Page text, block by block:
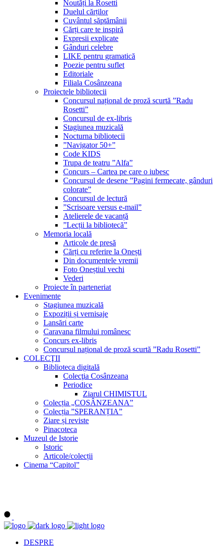
Noutăți la Rosetti
Duelul cărților
Cuvântul săptămânii
Cărți care te inspiră
Expresii explicate
Gânduri celebre
LIKE pentru gramatică
Poezie pentru suflet
Editoriale
Filiala Cosânzeana
Proiectele bibliotecii
Concursul național de proză scurtă ”Radu
Rosetti”
Concursul de ex-libris
Stagiunea muzicală
Nocturna bibliotecii
”Navigator 50+”
Code KIDS
Trupa de teatru ”Alfa”
Concurs – Cartea pe care o iubesc
Concursul de desene ”Pagini fermecate, gânduri
colorate”
Concursul de lectură
”Scrisoare versus e-mail”
Atelierele de vacanță
”Lecții la bibliotecă”
Memoria locală
Articole de presă
Cărți cu referire la Onești
Din documentele vremii
Foto Oneștiul vechi
Vederi
Proiecte în parteneriat
Evenimente
Stagiunea muzicală
Expoziții și vernisaje
Lansări carte
Caravana filmului românesc
Concurs ex-libris
Concursul național de proză scurtă ”Radu Rosetti”
COLECŢII
Biblioteca digitală
Colecţia Cosânzeana
Periodice
Ziarul CHIMISTUL
Colecția „COSÂNZEANA”
Colecția ”SPERANȚIA”
Ziare și reviste
Pinacoteca
Muzeul de Istorie
Istoric
Articole/colecții
Cinema “Capitol”
DESPRE